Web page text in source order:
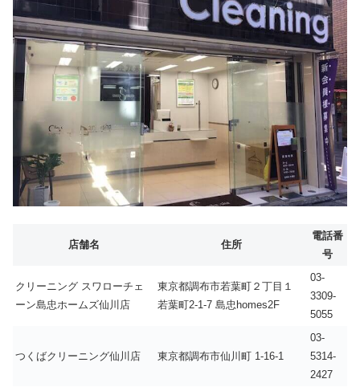
店舗名 住所
電話番
号
クリーニング スワローチェ
ーン島忠ホームズ仙川店
東京都調布市若葉町２丁目１
若葉町2-1-7 島忠homes2F
03-
3309-
5055
つくばクリーニング仙川店 東京都調布市仙川町 1-16-1
03-
5314-
2427